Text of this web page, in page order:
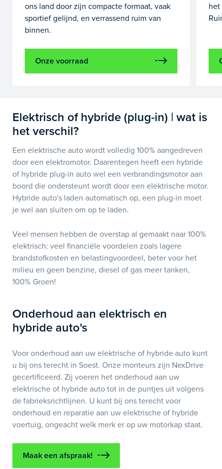
ons land door zijn compacte formaat, vaak
sportief gelijnd, en verrassend ruim van
binnen.
Onze voorraad
het
Elektrisch of hybride (plug-in) | wat is
het verschil?
Een elektrische auto wordt volledig 100% aangedreven
door een elektromotor. Daarentegen heeft een hybride
of hybride plug-in auto wel een verbrandingsmotor aan
boord die ondersteunt wordt door een elektrische motor.
Hybride auto's laden automatisch op, een plug-in moet
je wel aan sluiten om op te laden.
Veel mensen hebben de overstap al gemaakt naar 100%
elektrisch: veel financiële voordelen zoals lagere
brandstofkosten en belastingvoordeel, beter voor het
milieu en geen benzine, diesel of gas meer tanken,
100% Groen!
Onderhoud aan elektrisch en
hybride auto's
Voor onderhoud aan uw elektrische of hybride auto kunt
u bij ons terecht in Soest. Onze monteurs zijn NexDrive
gecertificeerd. Zij voeren het onderhoud aan uw
elektrische of hybride auto tot in de puntjes uit volgens
de fabrieksrichtlijnen. U kunt bij ons terecht voor
onderhoud en reparatie aan uw elektrische of hybride
voertuig, ongeacht welk merk er op uw motorkap staat.
Maak een afspraak!